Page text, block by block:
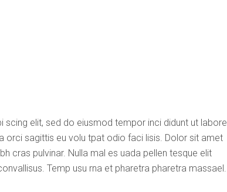
elit, sed do eiusmod tempor inci didunt ut labore
orci sagittis eu volu tpat odio faci lisis. Dolor sit amet
cras pulvinar. Nulla mal es uada pellen tesque elit
Temp usu rna et pharetra pharetra massael.